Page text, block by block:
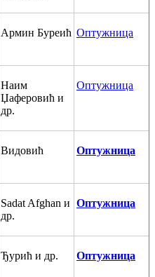
Армин Буреић Оптужница
Наим
Џаферовић и
др.
Оптужница
Видовић Оптужница
Sadat Afghan и
др.
Оптужница
Ђурић и др. Оптужница